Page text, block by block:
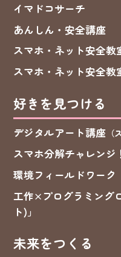
イマドコサーチ
あんしん・安全講座
スマホ・ネット安全教
スマホ・ネット安全
好きを見つける
デジタルアート講座
スマホ分解チャレンジ
環境フィールドワーク
工作×プログラミング
ト)」
未来をつくる